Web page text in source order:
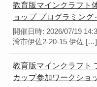
教育版マインクラフト
ョップ プログラミン
開催日時: 2026/07/19
湾市伊佐2-20-15 伊佐 […]
教育版マインクラフト
カップ参加ワークショ